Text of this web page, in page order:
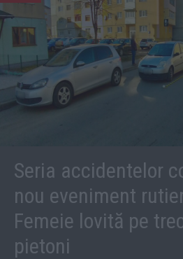
Seria accidentelor
nou eveniment
Femeie lovită pe
pietoni